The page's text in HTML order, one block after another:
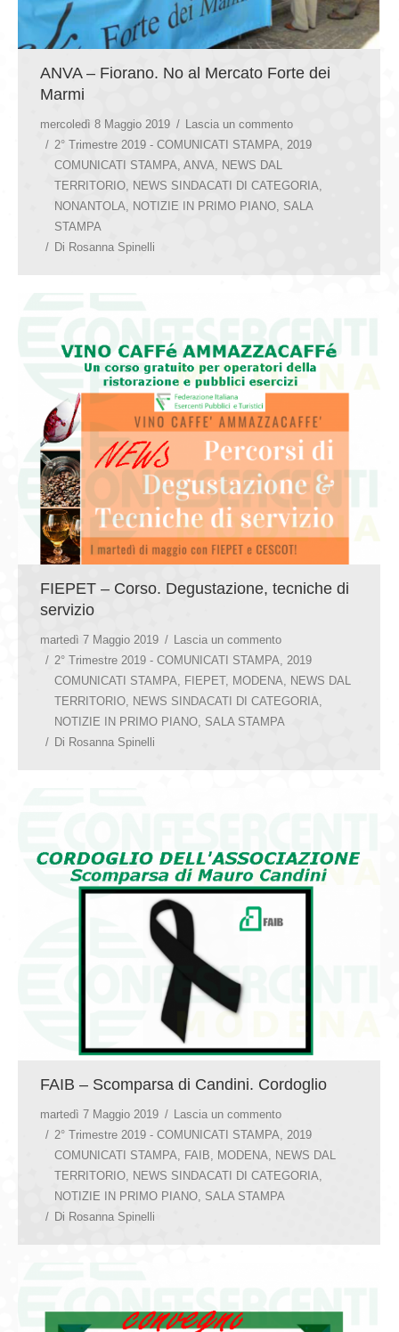
ANVA – Fiorano. No al Mercato Forte dei
Marmi
mercoledì 8 Maggio 2019
Lascia un commento
2° Trimestre 2019 - COMUNICATI STAMPA
2019
COMUNICATI STAMPA ANVA
NEWS DAL
TERRITORIO
NEWS SINDACATI DI CATEGORIA
NONANTOLA
NOTIZIE IN PRIMO PIANO SALA
STAMPA
Di Rosanna Spinelli
FIEPET – Corso. Degustazione, tecniche di
servizio
martedì 7 Maggio 2019
Lascia un commento
2° Trimestre 2019 - COMUNICATI STAMPA, 2019
COMUNICATI STAMPA, FIEPET, MODENA, NEWS DAL
TERRITORIO, NEWS SINDACATI DI CATEGORIA,
NOTIZIE IN PRIMO PIANO, SALA STAMPA
Di Rosanna Spinelli
FAIB – Scomparsa di Candini. Cordoglio
martedì 7 Maggio 2019
Lascia un commento
2° Trimestre 2019 - COMUNICATI STAMPA
2019
COMUNICATI STAMPA
FAIB MODENA
NEWS DAL
TERRITORIO NEWS SINDACATI DI CATEGORIA
NOTIZIE IN PRIMO PIANO SALA STAMPA
Di Rosanna Spinelli